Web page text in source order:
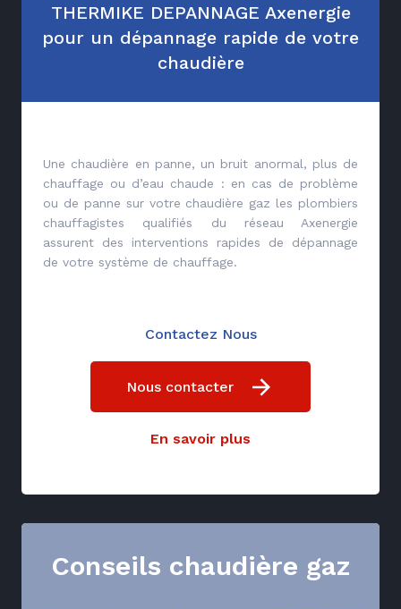
THERMIKE DEPANNAGE Axenergie
pour un dépannage rapide de votre
chaudière
Une chaudière en panne, un bruit anormal, plus de
chauffage ou d’eau chaude : en cas de problème
ou de panne sur votre chaudière gaz les plombiers
chauffagistes qualifiés du réseau Axenergie
assurent des interventions rapides de dépannage
de votre système de chauffage.
Contactez Nous
Nous contacter
En savoir plus
Conseils chaudière gaz